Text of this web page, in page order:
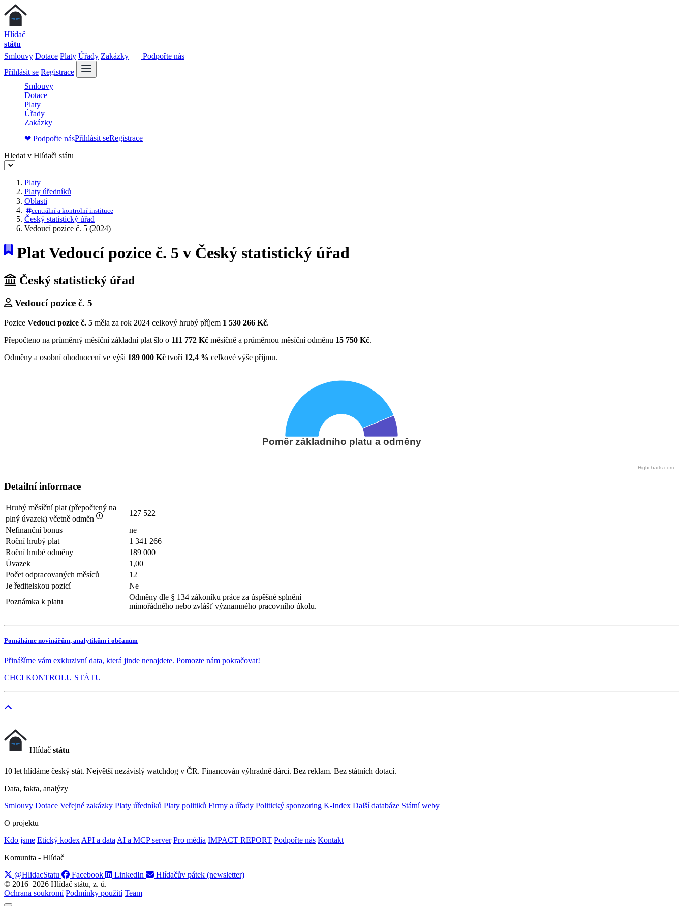
Hlídač
státu
Smlouvy Dotace Platy Úřady Zakázky
Podpořte nás
Přihlásit se Registrace
Smlouvy
Dotace
Platy
Úřady
Zakázky
❤ Podpořte násPřihlásit seRegistrace
Hledat v Hlídači státu
Platy
Platy úředníků
Oblasti
centrální a kontrolní instituce
Český statistický úřad
Vedoucí pozice č. 5 (2024)
Plat Vedoucí pozice č. 5 v Český statistický úřad
Český statistický úřad
Vedoucí pozice č. 5
Pozice Vedoucí pozice č. 5 měla za rok 2024 celkový hrubý příjem 1 530 266 Kč.
Přepočteno na průměrný měsíční základní plat šlo o 111 772 Kč měsíčně a průměrnou měsíční odměnu 15 750 Kč.
Odměny a osobní ohodnocení ve výši 189 000 Kč tvoří 12,4 % celkové výše příjmu.
Poměr základního platu a odměny
Highcharts.com
Detailní informace
Hrubý měsíční plat (přepočtený na
plný úvazek) včetně odměn
127 522
Nefinanční bonus
ne
Roční hrubý plat
1 341 266
Roční hrubé odměny
189 000
Úvazek
1,00
Počet odpracovaných měsíců
12
Je ředitelskou pozicí
Ne
Poznámka k platu
Odměny dle § 134 zákoníku práce za úspěšné splnění
mimořádného nebo zvlášť významného pracovního úkolu.
Pomáháme novinářům, analytikům i občanům
Přinášíme vám exkluzivní data, která jinde nenajdete. Pomozte nám pokračovat!
CHCI KONTROLU STÁTU
Hlídač státu
10 let hlídáme český stát. Největší nezávislý watchdog v ČR. Financován výhradně dárci. Bez reklam. Bez státních dotací.
Data, fakta, analýzy
Smlouvy Dotace Veřejné zakázky Platy úředníků Platy politiků Firmy a úřady Politický sponzoring K-Index Další databáze Státní weby
O projektu
Kdo jsme Etický kodex API a data AI a MCP server Pro média IMPACT REPORT Podpořte nás Kontakt
Komunita - Hlídač
@HlidacStatu
Facebook LinkedIn
Hlídačův pátek (newsletter)
© 2016–2026 Hlídač státu, z. ú.
Ochrana soukromí Podmínky použití Team